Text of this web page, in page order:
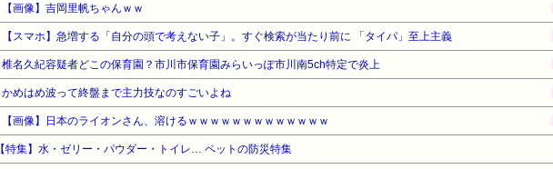
【画像】吉岡里帆ちゃんｗｗ
【スマホ】急増する「自分の頭で考えない子」。すぐ検索が当たり前に 「タイパ」至上主義
椎名久紀容疑者どこの保育園？市川市保育園みらいっぽ市川南5ch特定で炎上
かめはめ波って終盤まで主力技なのすごいよね
【画像】日本のライオンさん、溶けるｗｗｗｗｗｗｗｗｗｗｗｗｗ
【特集】水・ゼリー・パウダー・トイレ… ペットの防災特集